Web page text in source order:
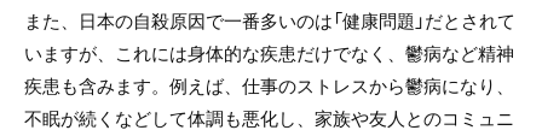
また、日本の自殺原因で一番多いのは「健康問題」だとされて
いますが、これには身体的な疾患だけでなく、鬱病など精神
疾患も含みます。例えば、仕事のストレスから鬱病になり、
不眠が続くなどして体調も悪化し、家族や友人とのコミュニ